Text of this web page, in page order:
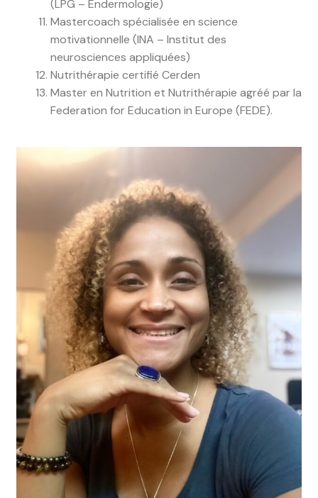
(LPG – Endermologie)
Mastercoach spécialisée en science
motivationnelle (INA – Institut des
neurosciences appliquées)
Nutrithérapie certifié Cerden
Master en Nutrition et Nutrithérapie agréé par la
Federation for Education in Europe (FEDE).